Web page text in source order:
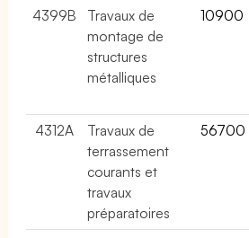
4399B
Travaux de
montage de
structures
métalliques
10900
4312A
Travaux de
terrassement
courants et
travaux
préparatoires
56700